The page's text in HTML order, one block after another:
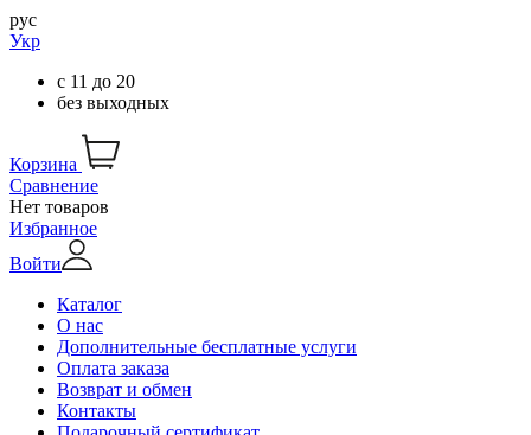
рус
Укр
с 11 до 20
без выходных
Корзина
Сравнение
Нет товаров
Избранное
Войти
Каталог
О нас
Дополнительные бесплатные услуги
Оплата заказа
Возврат и обмен
Контакты